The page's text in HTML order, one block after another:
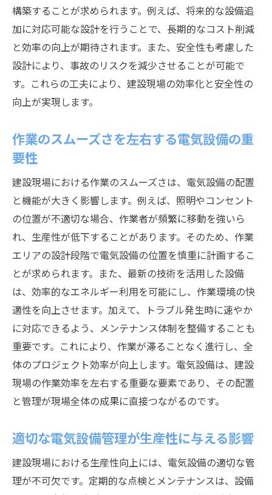
持続可能な社会を実現する電気設備
エコフレンドリーな設備の導入事例
未来の建設現場を支える革新技術
資源効率を向上させるためのアプローチ
持続可能な開発を促進する政策の役割
影響
構築することが求められます。例えば、将来的な設備追
加に対応可能な設計を行うことで、長期的なコスト削減
と効率の向上が期待されます。また、安全性も考慮した
設計により、事故のリスクを減少させることが可能で
す。これらの工夫により、建設現場の効率化と安全性の
向上が実現します。
作業のスムーズさを左右する電気設備の重
要性
建設現場における作業のスムーズさは、電気設備の配置
と機能が大きく影響します。例えば、照明やコンセント
の位置が不適切な場合、作業者が頻繁に移動を強いら
れ、生産性が低下することがあります。そのため、作業
エリアの設計段階で電気設備の位置を慎重に計画するこ
とが求められます。また、最新の技術を活用した設備
は、効率的なエネルギー利用を可能にし、作業環境の快
適性を向上させます。加えて、トラブル発生時に速やか
に対応できるよう、メンテナンス体制を整備することも
重要です。これにより、作業が滞ることなく進行し、全
体のプロジェクト効率が向上します。電気設備は、建設
現場の作業効率を左右する重要な要素であり、その配置
と管理が現場全体の成果に直接つながるのです。
適切な電気設備管理が生産性に与える影響
建設現場における生産性向上には、電気設備の適切な管
理が不可欠です。定期的な点検とメンテナンスは、設備